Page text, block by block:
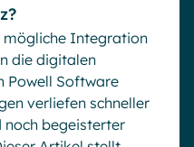
mögliche Integration
die digitalen
Powell Software
verliefen schneller
noch begeisterter